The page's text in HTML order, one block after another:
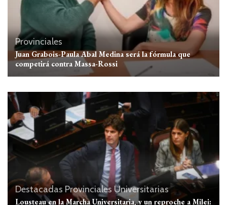
Provinciales
Juan Grabois-Paula Abal Medina será la fórmula que
competirá contra Massa-Rossi
Destacadas Provinciales Universitarias
Lousteau en la Marcha Universitaria, y un reproche a Milei: